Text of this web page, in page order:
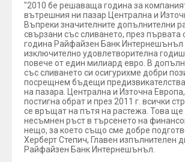
"2010 бе решаваща година за
вътрешния ни пазар Централна и
Въпреки значителните допълнителни
свързани със сливането, през първата
година Райфайзен Банк Интернешънъл
изключително удовлетворителна
повече от един милиард евро. В
със сливането си осигурихме добри
посрещнем бъдещи предизвикателства
на пазара. Централна и Източна
постигна обрат и през 2011 г. всички
се връщат на пътя на растежа. Това
несъмнен ръст в търсенето на
нещо, за което също сме добре
Херберт Степич, Главен изпълнителен
Райфайзен Банк Интернешънъл.